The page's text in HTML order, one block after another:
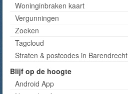
Woninginbraken kaart
Vergunningen
Zoeken
Tagcloud
Straten & postcodes in Barendrecht
Blijf op de hoogte
Android App